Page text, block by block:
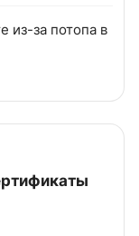
из-за потопа в